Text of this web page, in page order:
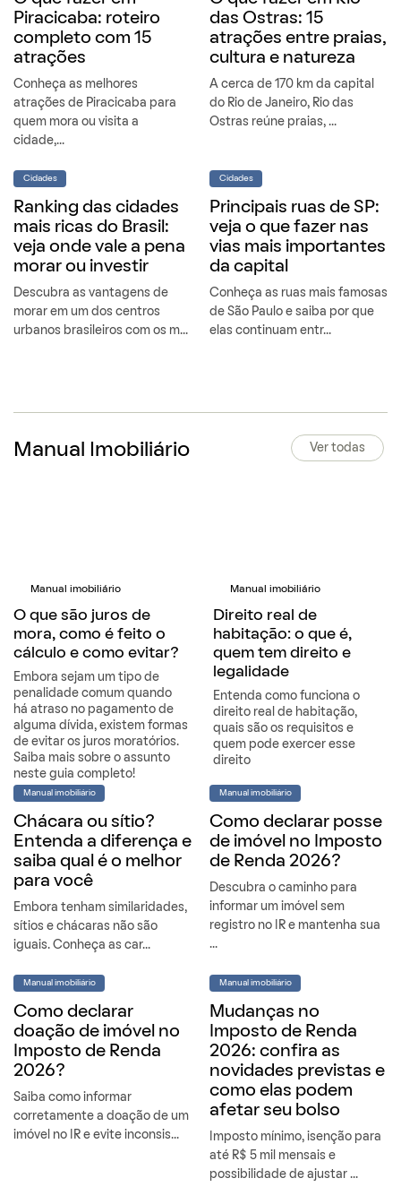
Piracicaba: roteiro
completo com 15
atrações
Conheça as melhores
atrações de Piracicaba para
quem mora ou visita a
cidade,...
das Ostras: 15
atrações entre praias,
cultura e natureza
A cerca de 170 km da capital
do Rio de Janeiro, Rio das
Ostras reúne praias, ...
Cidades
Ranking das cidades
mais ricas do Brasil:
veja onde vale a pena
morar ou investir
Descubra as vantagens de
morar em um dos centros
urbanos brasileiros com os m...
Cidades
Principais ruas de SP:
veja o que fazer nas
vias mais importantes
da capital
Conheça as ruas mais famosas
de São Paulo e saiba por que
elas continuam entr...
Manual Imobiliário Ver todas
Manual imobiliário
O que são juros de
mora, como é feito o
cálculo e como evitar?
Embora sejam um tipo de
penalidade comum quando
há atraso no pagamento de
alguma dívida, existem formas
de evitar os juros moratórios.
Saiba mais sobre o assunto
neste guia completo!
Manual imobiliário
Direito real de
habitação: o que é,
quem tem direito e
legalidade
Entenda como funciona o
direito real de habitação,
quais são os requisitos e
quem pode exercer esse
direito
Manual imobiliário
Chácara ou sítio?
Entenda a diferença e
saiba qual é o melhor
para você
Embora tenham similaridades,
sítios e chácaras não são
iguais. Conheça as car...
Manual imobiliário
Como declarar posse
de imóvel no Imposto
de Renda 2026?
Descubra o caminho para
informar um imóvel sem
registro no IR e mantenha sua
...
Manual imobiliário
Como declarar
doação de imóvel no
Imposto de Renda
2026?
Saiba como informar
corretamente a doação de um
imóvel no IR e evite inconsis...
Manual imobiliário
Mudanças no
Imposto de Renda
2026: confira as
novidades previstas e
como elas podem
afetar seu bolso
Imposto mínimo, isenção para
até R$ 5 mil mensais e
possibilidade de ajustar ...